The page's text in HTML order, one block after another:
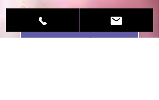
26,95 €Precio
Agotado